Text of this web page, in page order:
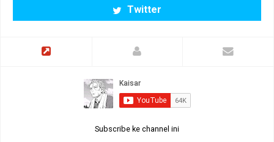
Twitter
Subscribe ke channel ini